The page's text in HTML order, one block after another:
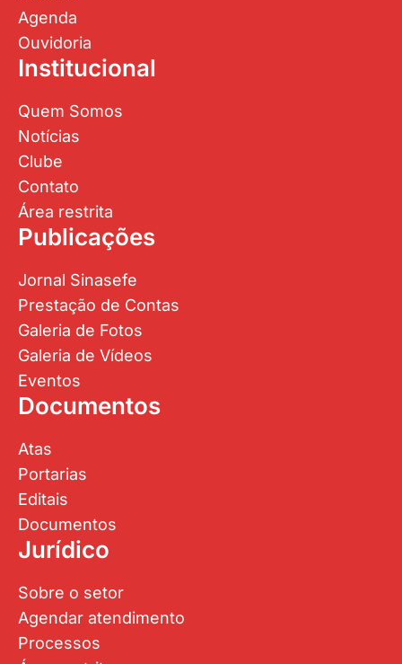
Quem Somos
Notícias
Clube
Contato
Área restrita
Publicações
Jornal Sinasefe
Prestação de Contas
Galeria de Fotos
Galeria de Vídeos
Eventos
Documentos
Atas
Portarias
Editais
Documentos
Jurídico
Sobre o setor
Agendar atendimento
Processos
Área restrita